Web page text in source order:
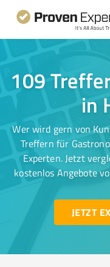
109
in
Wer wird gern von
Treffern für
Experten. Jetzt
kostenlos Angebote
JETZT